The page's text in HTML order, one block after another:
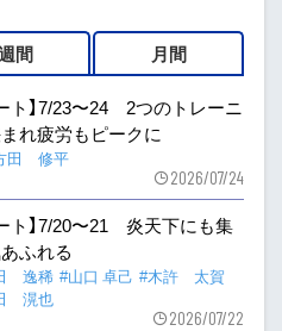
間 月間
ト】7/23〜24 2つのトレーニ
れ疲労もピークに
田 修平
2026/07/24
ト】7/20〜21 炎天下にも集
ふれる
逸稀 #山口 卓己 #木許 太賀
滉也
2026/07/22